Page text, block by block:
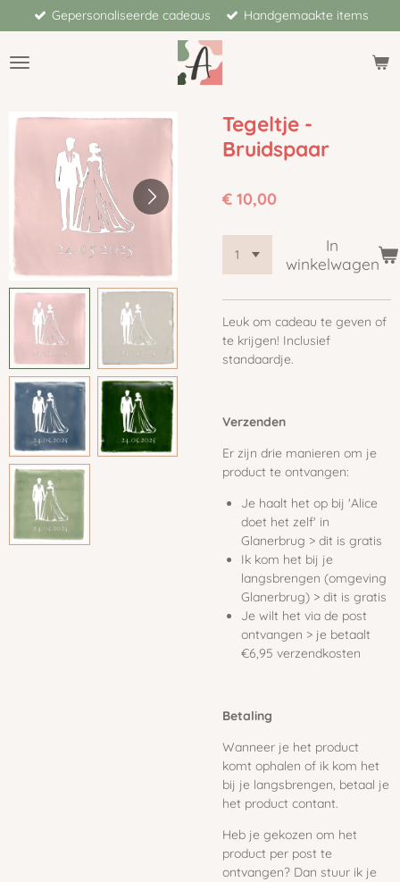
direct
naar
de
Gepersonaliseerde cadeaus Handgemaakte items
Tegeltje -
Bruidspaar
€ 10,00
In
winkelwagen
Leuk om cadeau te geven of
te krijgen! Inclusief
standaardje.
Verzenden
Er zijn drie manieren om je
product te ontvangen:
Je haalt het op bij 'Alice
doet het zelf' in
Glanerbrug > dit is gratis
Ik kom het bij je
langsbrengen (omgeving
Glanerbrug) > dit is gratis
Je wilt het via de post
ontvangen > je betaalt
€6,95 verzendkosten
Betaling
Wanneer je het product
komt ophalen of ik kom het
bij je langsbrengen, betaal je
het product contant.
Heb je gekozen om het
product per post te
ontvangen? Dan stuur ik je